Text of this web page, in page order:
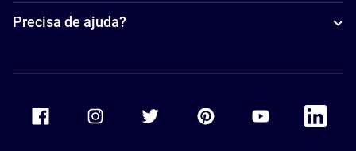
Precisa de ajuda?
Accor Facebook Accor TwitterAccor PinterestAccor Youtube
Accor